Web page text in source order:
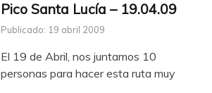
Pico Santa Lucía – 19.04.09
Publicado: 19 abril 2009
El 19 de Abril, nos juntamos 10
personas para hacer esta ruta muy